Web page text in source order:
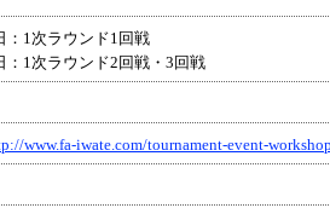
：1次ラウンド1回戦
：1次ラウンド2回戦・3回戦
www.fa-iwate.com/tournament-event-